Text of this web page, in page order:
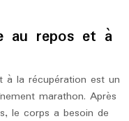
au repos et à
à la récupération est un
marathon. Après
le corps a besoin de